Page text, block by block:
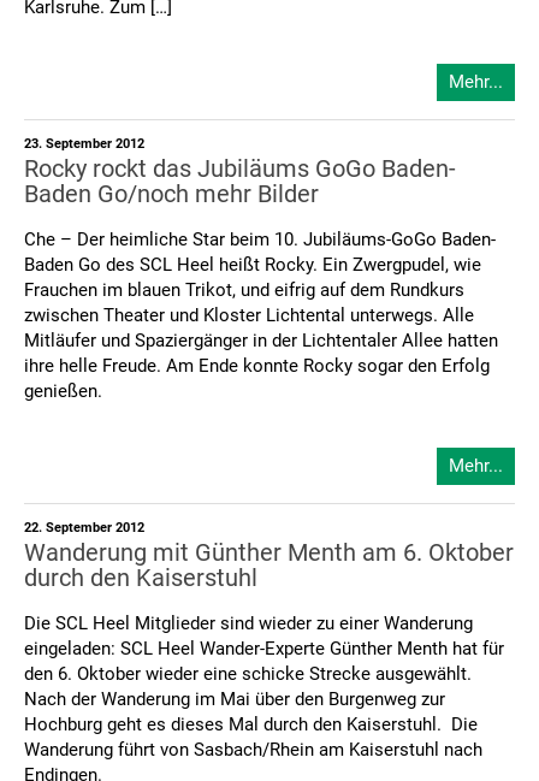
Karlsruhe. Zum […]
Mehr...
23. September 2012
Rocky rockt das Jubiläums GoGo Baden-
Baden Go/noch mehr Bilder
Che – Der heimliche Star beim 10. Jubiläums-GoGo Baden-
Baden Go des SCL Heel heißt Rocky. Ein Zwergpudel, wie
Frauchen im blauen Trikot, und eifrig auf dem Rundkurs
zwischen Theater und Kloster Lichtental unterwegs. Alle
Mitläufer und Spaziergänger in der Lichtentaler Allee hatten
ihre helle Freude. Am Ende konnte Rocky sogar den Erfolg
genießen.
Mehr...
22. September 2012
Wanderung mit Günther Menth am 6. Oktober
durch den Kaiserstuhl
Die SCL Heel Mitglieder sind wieder zu einer Wanderung
eingeladen: SCL Heel Wander-Experte Günther Menth hat für
den 6. Oktober wieder eine schicke Strecke ausgewählt.
Nach der Wanderung im Mai über den Burgenweg zur
Hochburg geht es dieses Mal durch den Kaiserstuhl. Die
Wanderung führt von Sasbach/Rhein am Kaiserstuhl nach
Endingen.